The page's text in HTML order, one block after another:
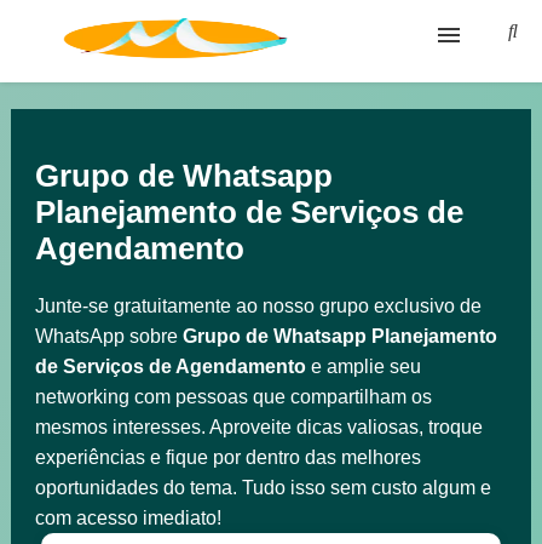
Blog
Glossário
Política de privacidade
Termos de Uso
Grupo de Whatsapp
Planejamento de Serviços de
Agendamento
Junte-se gratuitamente ao nosso grupo exclusivo de
WhatsApp sobre Grupo de Whatsapp Planejamento
de Serviços de Agendamentoe amplie seu
networking com pessoas que compartilham os
mesmos interesses. Aproveite dicas valiosas, troque
experiências e fique por dentro das melhores
oportunidades do tema. Tudo isso sem custo algum e
com acesso imediato!